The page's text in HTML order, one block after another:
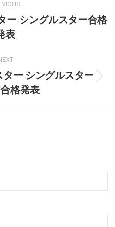
Previous
post:
ー シングルスター合格
表
Next
post:
ター シングルスター
格発表